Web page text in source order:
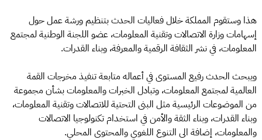
هذا وستقوم المملكة خلال فعاليات الحدث بتنظيم ورشة عمل حول
إسهامات وزارة الاتصالات وتقنية المعلومات، عضو اللجنة الوطنية لمجتمع
المعلومات، في نشر الثقافة الرقمية والمعرفة، وبناء القدرات.
ويبحث الحدث رفيع المستوى في أعماله متابعة تنفيذ مخرجات القمة
العالمية لمجتمع المعلومات، وتبادل الخبرات والمعلومات بشأن مجموعة
من الموضوعات الرئيسية مثل البنى التحتية للاتصالات وتقنية المعلومات،
وبناء القدرات، وبناء الثقة والأمن في استخدام تكنولوجيا الاتصالات
والمعلومات، إضافة الى التنوع اللغوي والمحتوى المحلي.